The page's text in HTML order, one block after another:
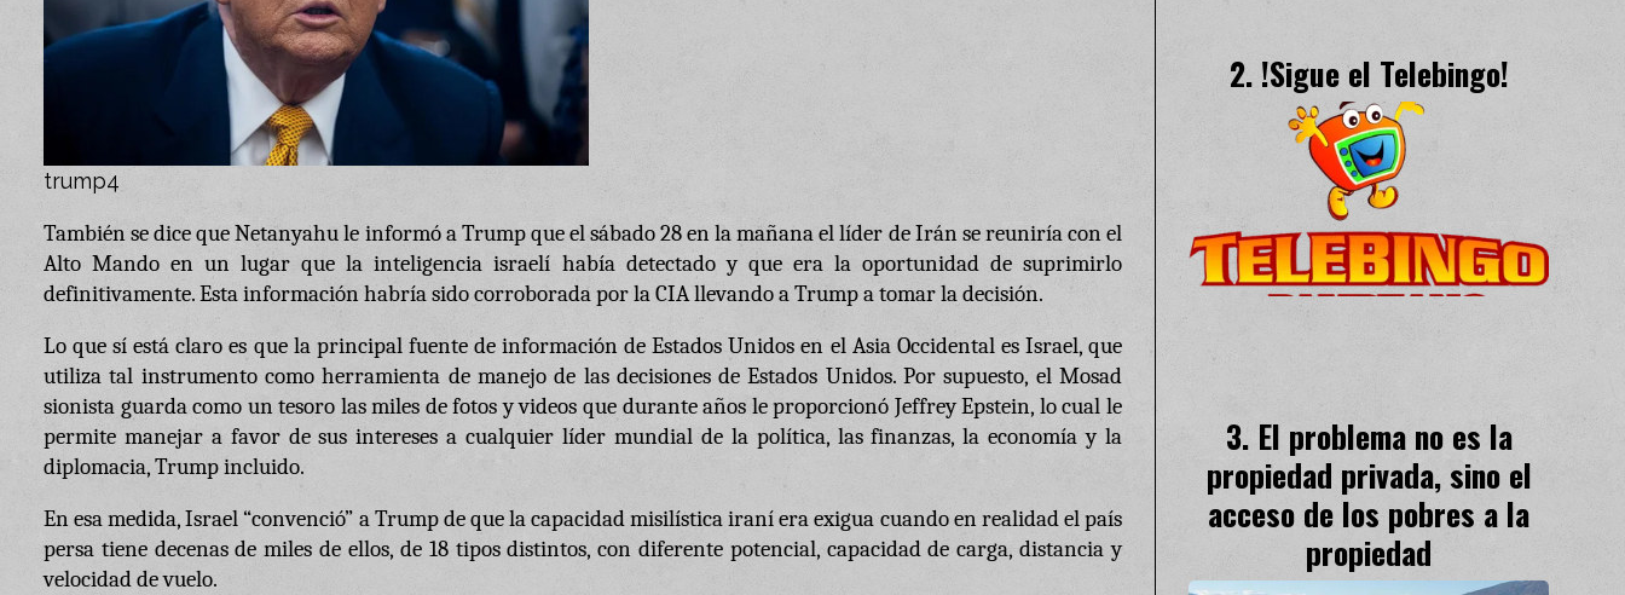
trump4
También se dice que Netanyahu le informó a Trump que el sábado 28 en la mañana el líder de Irán se reuniría con el
Alto Mando en un lugar que la inteligencia israelí había detectado y que era la oportunidad de suprimirlo
definitivamente. Esta información habría sido corroborada por la CIA llevando a Trump a tomar la decisión.
Lo que sí está claro es que la principal fuente de información de Estados Unidos en el Asia Occidental es Israel, que
utiliza tal instrumento como herramienta de manejo de las decisiones de Estados Unidos. Por supuesto, el Mosad
sionista guarda como un tesoro las miles de fotos y videos que durante años le proporcionó Jeffrey Epstein, lo cual le
permite manejar a favor de sus intereses a cualquier líder mundial de la política, las finanzas, la economía y la
diplomacia, Trump incluido.
En esa medida, Israel “convenció” a Trump de que la capacidad misilística iraní era exigua cuando en realidad el país
persa tiene decenas de miles de ellos, de 18 tipos distintos, con diferente potencial, capacidad de carga, distancia y
velocidad de vuelo.
!Sigue el Telebingo!
El problema no es la
propiedad privada, sino el
acceso de los pobres a la
propiedad